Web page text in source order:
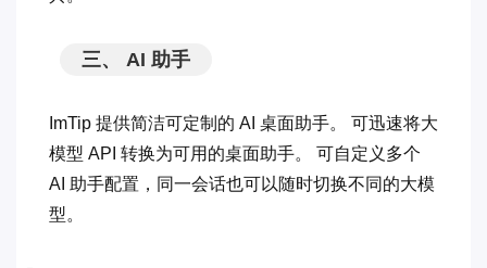
三、 AI 助手
ImTip 提供简洁可定制的 AI 桌面助手。 可迅速将大
模型 API 转换为可用的桌面助手。 可自定义多个
AI 助手配置，同一会话也可以随时切换不同的大模
型。